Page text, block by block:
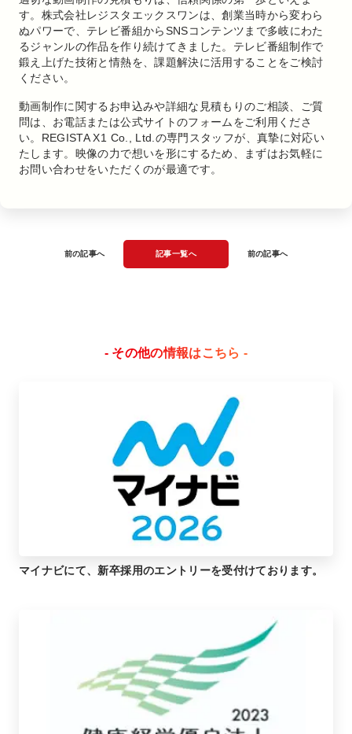
す。株式会社レジスタエックスワンは、創業当時から変わら
ぬパワーで、テレビ番組からSNSコンテンツまで多岐にわた
るジャンルの作品を作り続けてきました。テレビ番組制作で
鍛え上げた技術と情熱を、課題解決に活用することをご検討
ください。
動画制作に関するお申込みや詳細な見積もりのご相談、ご質
問は、お電話または公式サイトのフォームをご利用くださ
い。REGISTA X1 Co., Ltd.の専門スタッフが、真摯に対応い
たします。映像の力で想いを形にするため、まずはお気軽に
お問い合わせをいただくのが最適です。
前の記事へ 記事一覧へ 前の記事へ
- その他の情報はこちら -
マイナビにて、新卒採用のエントリーを受付けております。